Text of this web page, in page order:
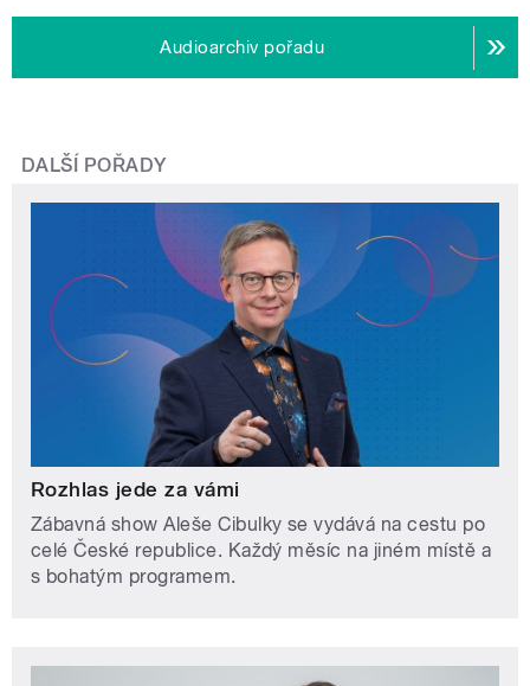
Audioarchiv pořadu
DALŠÍ POŘADY
Rozhlas jede za vámi
Zábavná show Aleše Cibulky se vydává na cestu po
celé České republice. Každý měsíc na jiném místě a
s bohatým programem.